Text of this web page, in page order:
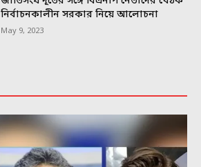
নির্বাচনকালীন সরকার নিয়ে আলোচনা
May 9, 2023